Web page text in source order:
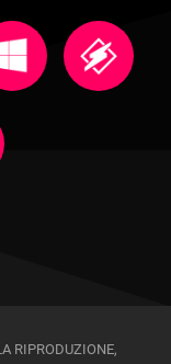
RIPRODUZIONE,